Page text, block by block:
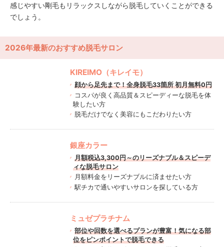
感じやすい剛毛もリラックスしながら脱毛していくことができる
でしょう。
2026年最新のおすすめ脱毛サロン
KIREIMO（キレイモ）
顔から足先まで！全身脱毛33箇所 初月無料0円
コスパが良く高品質＆スピーディーな脱毛を体
験したい方
脱毛だけでなく美容にもこだわりたい方
銀座カラー
月額税込3,300円～のリーズナブル＆スピーデ
ィな脱毛サロン
月額料金をリーズナブルに済ませたい方
駅チカで通いやすいサロンを探している方
ミュゼプラチナム
部位や回数を選べるプランが豊富！気になる部
位をピンポイントで脱毛できる